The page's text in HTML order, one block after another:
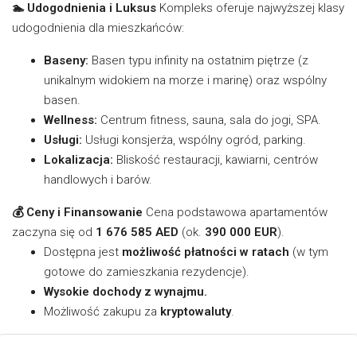
🏊 Udogodnienia i Luksus Kompleks oferuje najwyższej klasy
udogodnienia dla mieszkańców:
Baseny: Basen typu infinity na ostatnim piętrze (z
unikalnym widokiem na morze i marinę) oraz wspólny
basen.
Wellness: Centrum fitness, sauna, sala do jogi, SPA.
Usługi: Usługi konsjerża, wspólny ogród, parking.
Lokalizacja: Bliskość restauracji, kawiarni, centrów
handlowych i barów.
💰 Ceny i Finansowanie Cena podstawowa apartamentów
zaczyna się od 1 676 585 AED (ok. 390 000 EUR).
Dostępna jest możliwość płatności w ratach (w tym
gotowe do zamieszkania rezydencje).
Wysokie dochody z wynajmu.
Możliwość zakupu za kryptowaluty.